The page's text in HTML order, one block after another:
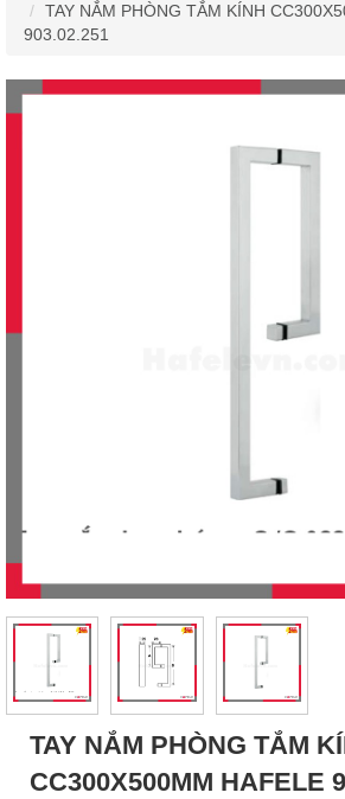
TAY NẮM PHÒNG TẮM KÍNH
903.02.251
TAY NẮM PHÒNG TẮM
CC300X500MM HAFELE